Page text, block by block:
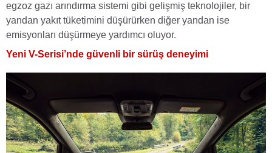
egzoz gazı arındırma sistemi gibi gelişmiş teknolojiler, bir
yandan yakıt tüketimini düşürürken diğer yandan ise
emisyonları düşürmeye yardımcı oluyor.
Yeni V-Serisi’nde güvenli bir sürüş deneyimi